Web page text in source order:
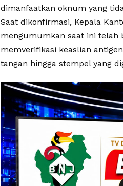
dimanfaatkan oknum yang
Saat dikonfirmasi, Kepala
mengumumkan saat ini telah
memverifikasi keaslian
tangan hingga stempel yang